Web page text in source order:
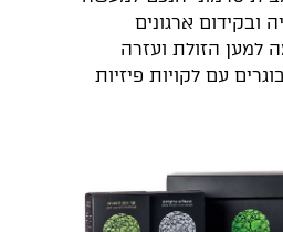
ובקידום ארגונים
למען הזולת ועזרה
עם לקויות פיזיות